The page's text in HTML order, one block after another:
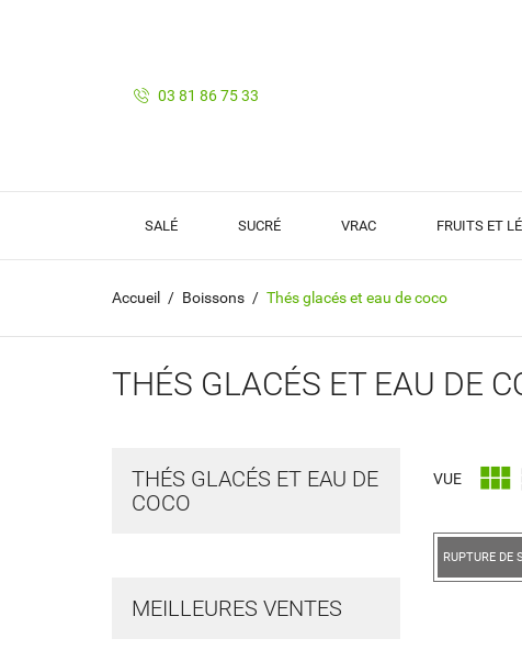
03 81 86 75 33
SALÉ SUCRÉ VRAC FRUITS ET
Accueil Boissons Thés glacés et eau de coco
THÉS GLACÉS ET EAU DE
THÉS GLACÉS ET EAU DE
COCO
MEILLEURES VENTES
VUE 
RUPTURE DE